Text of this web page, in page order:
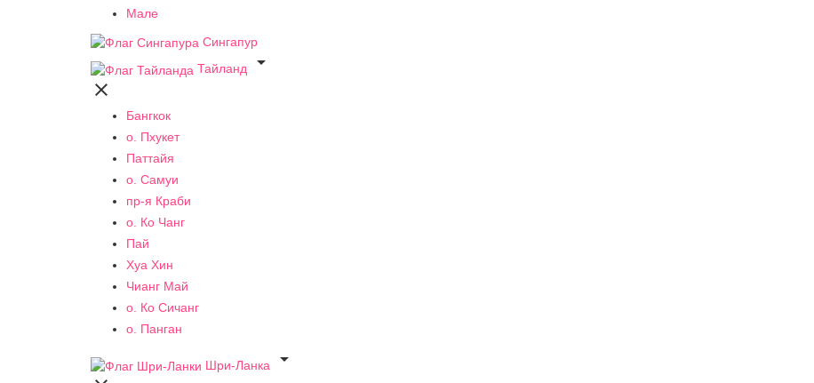
Мале
Сингапур
Тайланд


Бангкок
о. Пхукет
Паттайя
о. Самуи
пр-я Краби
о. Ко Чанг
Пай
Хуа Хин
Чианг Май
о. Ко Сичанг
о. Панган
Шри-Ланка
